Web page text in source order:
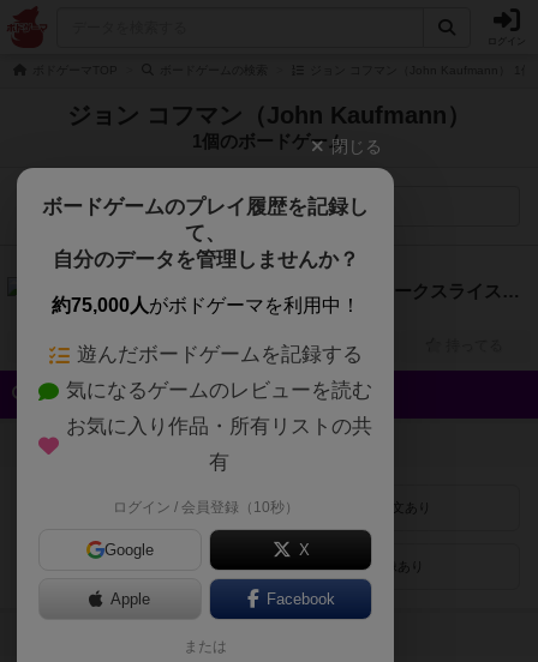
ジョン コフマン（John Kaufmann）
1個のボードゲーム
検索メニュー
6.0
ニューヨーク・スライス / ニューヨークスライスピザ（New York Slice）
2人～6人 30分前後 8歳～ 2017年～
興味あり 経験あり お気に入り
クイック検索
登録状況
最近登録された順 紹介文あり
画像あり
閉じる
ボードゲームのプレイ履歴を記録し
て、
自分のデータを管理しませんか？
約75,000人がボドゲーマを利用中！
遊んだボードゲームを記録する
気になるゲームのレビューを読む
お気に入り作品・所有リストの共
有
ログイン / 会員登録（10秒）
Google X
Apple Facebook
または